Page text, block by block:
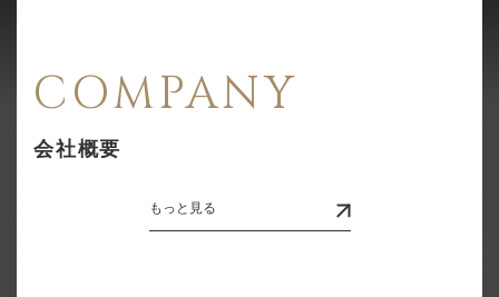
COMPANY
会社概要
もっと見る